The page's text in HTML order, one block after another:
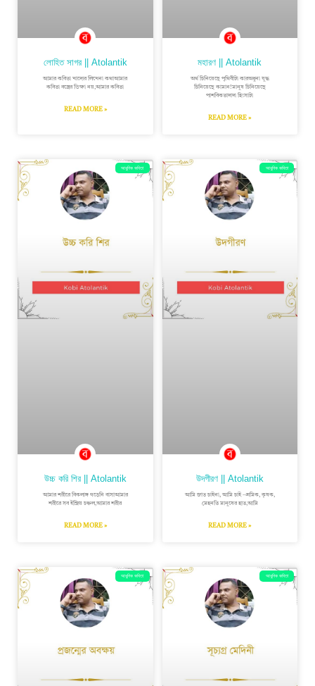
লোহিত সাগর || Atolantik
আমার কবিতা খাদ্যের লিখেনা কথাআমার
কবিতা বস্ত্রের ভিক্ষা নয়,আমার কবিতা
READ MORE »
মহারণ || Atolantik
অর্থ চিনিয়েছে পৃথিবীটা কারঅধুনা যুদ্ধ
চিনিয়েছে কামান!মানুষ চিনিয়েছে
পাশবিকতাদাদা হিংসাটা
READ MORE »
আধুনিক কবিতা
উচ্চ করি শির || Atolantik
আমার শরীরে বিকলাঙ্গ গড়েনি বাসাআমার
শরীরে সব ইন্দ্রিয় চঞ্চল,আমার শরীর
READ MORE »
আধুনিক কবিতা
উদগীরণ || Atolantik
আমি জাত চাইনা, আমি চাই –শ্রমিক, কৃষক,
মেহনতি মানুষের হাত,আমি
READ MORE »
আধুনিক কবিতা আধুনিক কবিতা